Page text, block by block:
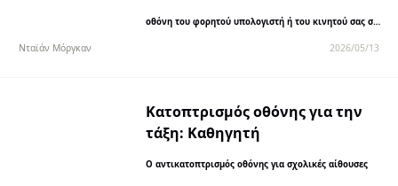
οθόνη του φορητού υπολογιστή ή του κινητού σας σε
μια μεγαλύτερη οθόνη, καθιστώντας τις συναντήσεις,
εργασιών πιο άνετη και αποδοτική....
Νταϊάν Μόργκαν 2026/05/13
Κατοπτρισμός οθόνης για την
τάξη: Καθηγητή
Ο αντικατοπτρισμός οθόνης για σχολικές αίθουσες